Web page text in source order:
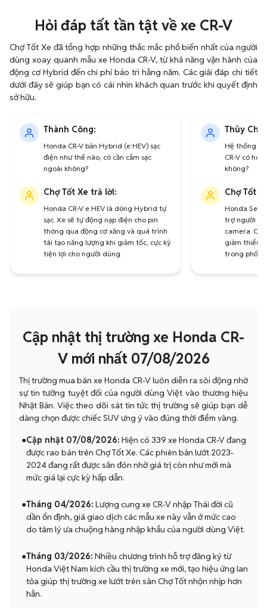
Hỏi đáp tất tần tật về xe CR-V
Chợ Tốt Xe đã tổng hợp những thắc mắc phổ biến nhất của người
dùng xoay quanh mẫu xe Honda CR-V, từ khả năng vận hành của
động cơ Hybrid đến chi phí bảo trì hằng năm. Các giải đáp chi tiết
dưới đây sẽ giúp bạn có cái nhìn khách quan trước khi quyết định
sở hữu.
Thành Công:
Honda CR-V bản Hybrid (e:HEV) sạc
điện như thế nào, có cần cắm sạc
ngoài không?
Chợ Tốt Xe trả lời:
Honda CR-V e:HEV là dòng Hybrid tự
sạc. Xe sẽ tự động nạp điện cho pin
thông qua động cơ xăng và quá trình
tái tạo năng lượng khi giảm tốc, cực kỳ
tiện lợi cho người dùng.
Thùy Chi:
Hệ thống
CR-V có
không?
Chợ Tốt
Honda
trợ người lái
camera.
giảm thiểu
trong phố
Cập nhật thị trường xe Honda CR-
V mới nhất 07/08/2026
Thị trường mua bán xe Honda CR-V luôn diễn ra sôi động nhờ
sự tin tưởng tuyệt đối của người dùng Việt vào thương hiệu
Nhật Bản. Việc theo dõi sát tin tức thị trường sẽ giúp bạn dễ
dàng chọn được chiếc SUV ưng ý vào đúng thời điểm vàng.
●Cập nhật 07/08/2026: Hiện có 339 xe Honda CR-V đang
được rao bán trên Chợ Tốt Xe. Các phiên bản lướt 2023-
2024 đang rất được săn đón nhờ giá trị còn như mới mà
mức giá lại cực kỳ hấp dẫn.
●Tháng 04/2026: Lượng cung xe CR-V nhập Thái đời cũ
dần ổn định, giá giao dịch các mẫu xe này vẫn ở mức cao
do tâm lý ưa chuộng hàng nhập khẩu của người dùng Việt.
●Tháng 03/2026: Nhiều chương trình hỗ trợ đăng ký từ
Honda Việt Nam kích cầu thị trường xe mới, tạo hiệu ứng lan
tỏa giúp thị trường xe lướt trên sàn Chợ Tốt nhộn nhịp hơn
hẳn.